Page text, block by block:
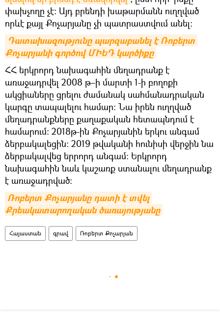
փախչողը չէ։ Այդ բրենդի խաթարմանն ուղղված
որևէ քայլ Քոչարյանը չի պատրաստվում անել։
Դատախազությունը պարզաբանել է Ռոբերտ
Քոչարյանի գործով ՄԻԵԴ կարծիքը
ՀՀ երկրորդ նախագահին մեղադրանք է
առաջադրվել 2008 թ–ի մարտի 1-ի բողոքի
ակցիաները ցրելու ժամանակ սահմանադրական
կարգը տապալելու համար։ Նա իրեն ուղղված
մեղադրանքները քաղաքական հետապնդում է
համարում։ 2018թ-ին Քոչարյանին երկու անգամ
ձերբակալեցին: 2019 թվականի հունիսի վերջին նա
ձերբակալվեց երրորդ անգամ: Երկրորդ
նախագահին նաև կաշառք ստանալու մեղադրանք
է առաջադրված։
Ռոբերտ Քոչարյանը դատի է տվել
Քրեակատարողական ծառայությանը
Հայաստան գրավ Ռոբերտ Քոչարյան